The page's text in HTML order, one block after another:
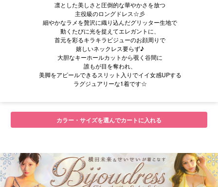
凛とした美しさと圧倒的な華やかさを放つ
主役級のロングドレス☆彡
細やかなラメを贅沢に織り込んだグリッター生地で
動くたびに光を捉えてエレガントに、
首元を彩るキラキラビジューのお顔周りで
嬉しいネックレス要らず♪
大胆なキーホールカットから覗く谷間に
誰もが目を奪われ、
美脚をアピールできるスリット入りでイイ女感UPする
ラグジュアリーな1着です☆
カラー・サイズを選んでカートに入れる